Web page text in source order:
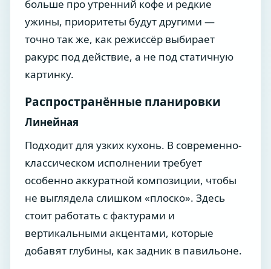
больше про утренний кофе и редкие
ужины, приоритеты будут другими —
точно так же, как режиссёр выбирает
ракурс под действие, а не под статичную
картинку.
Распространённые планировки
Линейная
Подходит для узких кухонь. В современно-
классическом исполнении требует
особенно аккуратной композиции, чтобы
не выглядела слишком «плоско». Здесь
стоит работать с фактурами и
вертикальными акцентами, которые
добавят глубины, как задник в павильоне.